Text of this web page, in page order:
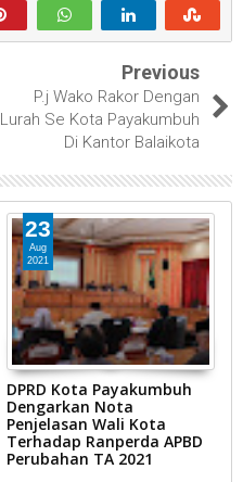
Previous
P.j Wako Rakor Dengan
Lurah Se Kota Payakumbuh
Di Kantor Balaikota
23
Aug
2021
DPRD Kota Payakumbuh
Dengarkan Nota
Penjelasan Wali Kota
Terhadap Ranperda APBD
Perubahan TA 2021